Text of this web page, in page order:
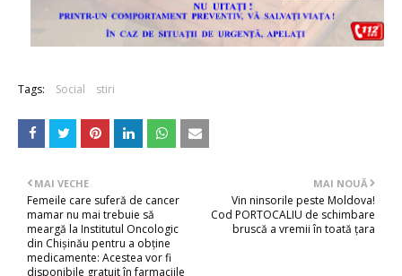
Tags: Social stiri
MAI NOUĂ
Vin ninsorile peste Moldova!
Cod PORTOCALIU de schimbare
bruscă a vremii în toată țara
MAI VECHE
Femeile care suferă de cancer
mamar nu mai trebuie să
meargă la Institutul Oncologic
din Chișinău pentru a obține
medicamente: Acestea vor fi
disponibile gratuit în farmaciile